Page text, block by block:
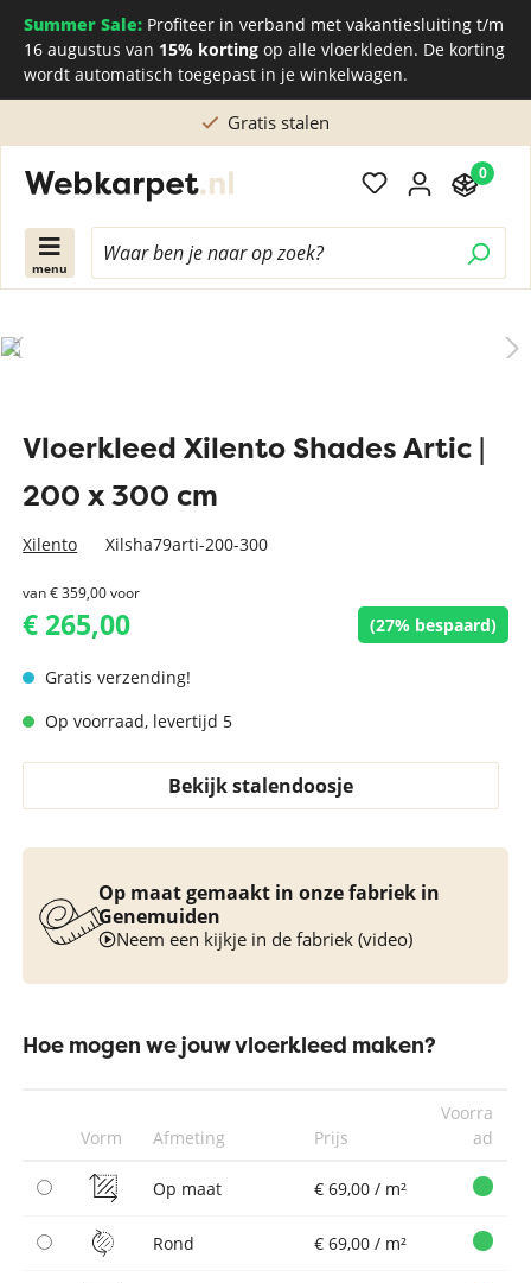
Summer Sale: Profiteer in verband met vakantiesluiting t/m
16 augustus van 15% korting op alle vloerkleden. De korting
wordt automatisch toegepast in je winkelwagen.
Gratis stalen
menu
0
Vloerkleed Xilento Shades Artic |
200 x 300 cm
Xilento Xilsha79arti-200-300
van€ 359,00voor
(27% bespaard)
€ 265,00
Gratis verzending!
Op voorraad, levertijd 5
Bekijk stalendoosje
Op maat gemaakt in onze fabriek in
Genemuiden
Neem een kijkje in de fabriek (video)
Hoe mogen we jouw vloerkleed maken?
Vorm Afmeting Prijs
Voorra
ad
Op maat € 69,00 / m²
Rond € 69,00 / m²